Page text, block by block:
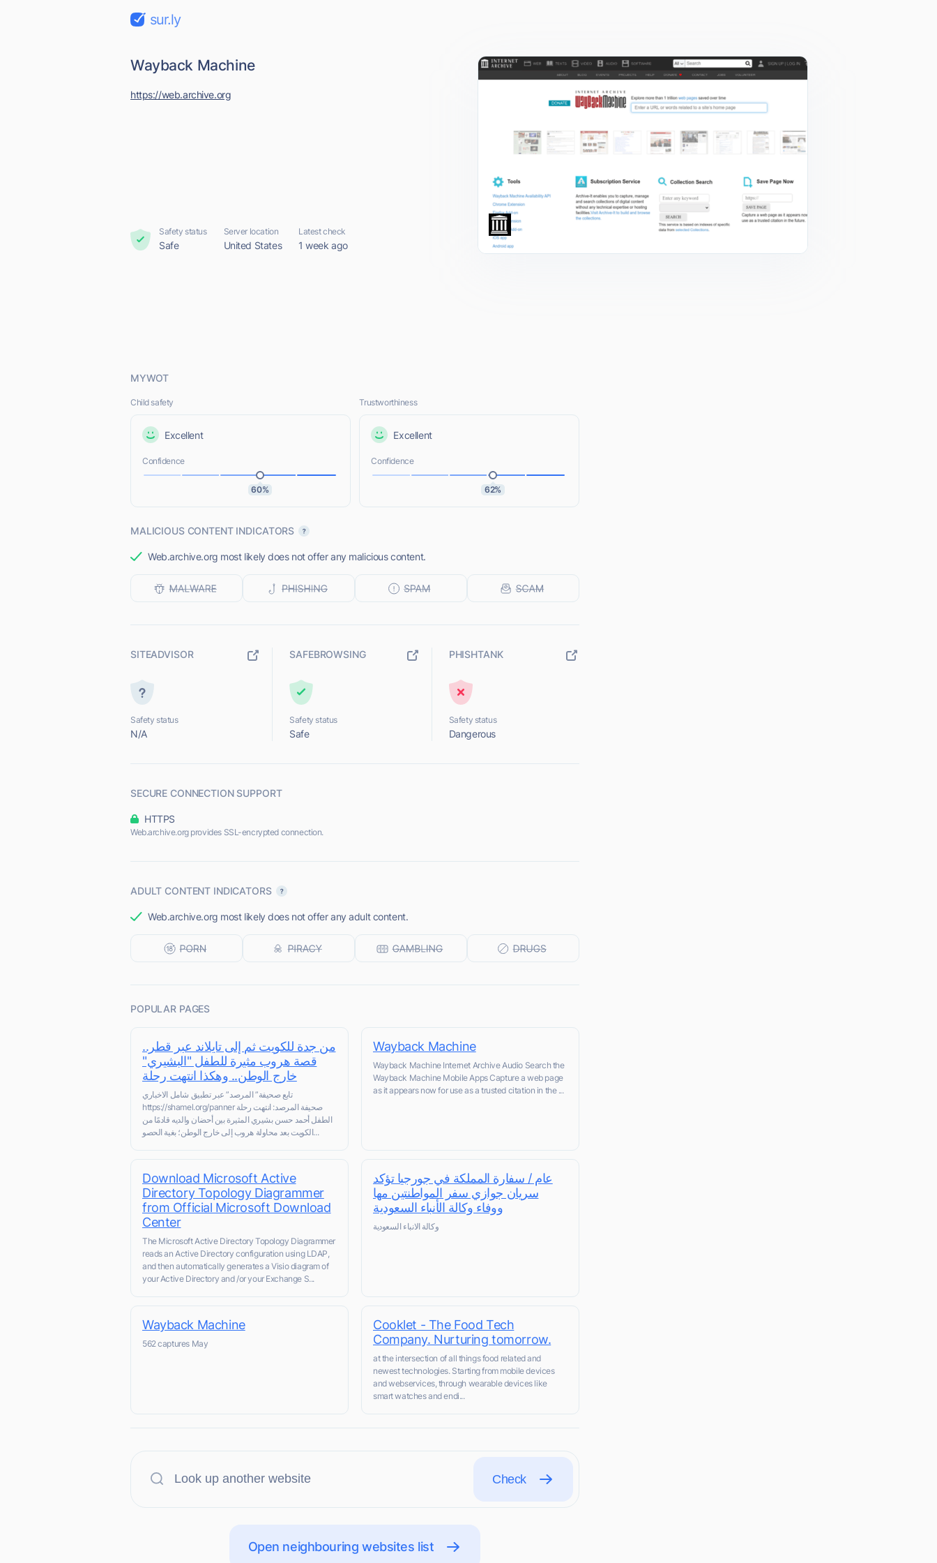
sur.ly
Wayback Machine
https://web.archive.org
Safety status
Safe
Server location
United States
Latest check
1 week ago
MYWOT
Child safety
Excellent
Confidence
60%
Trustworthiness
Excellent
Confidence
62%
MALICIOUS CONTENT INDICATORS
Web.archive.org most likely does not offer any malicious content.
SITEADVISOR
Safety status
N/A
SAFEBROWSING
Safety status
Safe
PHISHTANK
Safety status
Dangerous
SECURE CONNECTION SUPPORT
HTTPS
Web.archive.org provides SSL-encrypted connection.
ADULT CONTENT INDICATORS
Web.archive.org most likely does not offer any adult content.
POPULAR PAGES
من جدة للكويت ثم إلى تايلاند عبر قطر..
قصة هروب مثيرة للطفل "البشيري"
خارج الوطن.. وهكذا انتهت رحلة
تابع صحيفة” المرصد” عبر تطبيق شامل الاخباري
https://shamel.org/panner صحيفة المرصد: انتهت رحلة
الطفل أحمد حسن بشيري المثيرة بين أحضان والديه قادمًا من
الكويت بعد محاولة هروب إلى خارج الوطن؛ بغية الحصو...
Wayback Machine
Wayback Machine Internet Archive Audio Search the
Wayback Machine Mobile Apps Capture a web page
as it appears now for use as a trusted citation in the ...
Download Microsoft Active
Directory Topology Diagrammer
from Official Microsoft Download
Center
The Microsoft Active Directory Topology Diagrammer
reads an Active Directory configuration using LDAP,
and then automatically generates a Visio diagram of
your Active Directory and /or your Exchange S...
عام / سفارة المملكة في جورجيا تؤكد
سريان جوازي سفر المواطنتين مها
ووفاء وكالة الأنباء السعودية
وكالة الانباء السعودية
Wayback Machine
562 captures May
Cooklet - The Food Tech
Company. Nurturing tomorrow.
at the intersection of all things food related and
newest technologies. Starting from mobile devices
and webservices, through wearable devices like
smart watches and endi...
Check
Open neighbouring websites list